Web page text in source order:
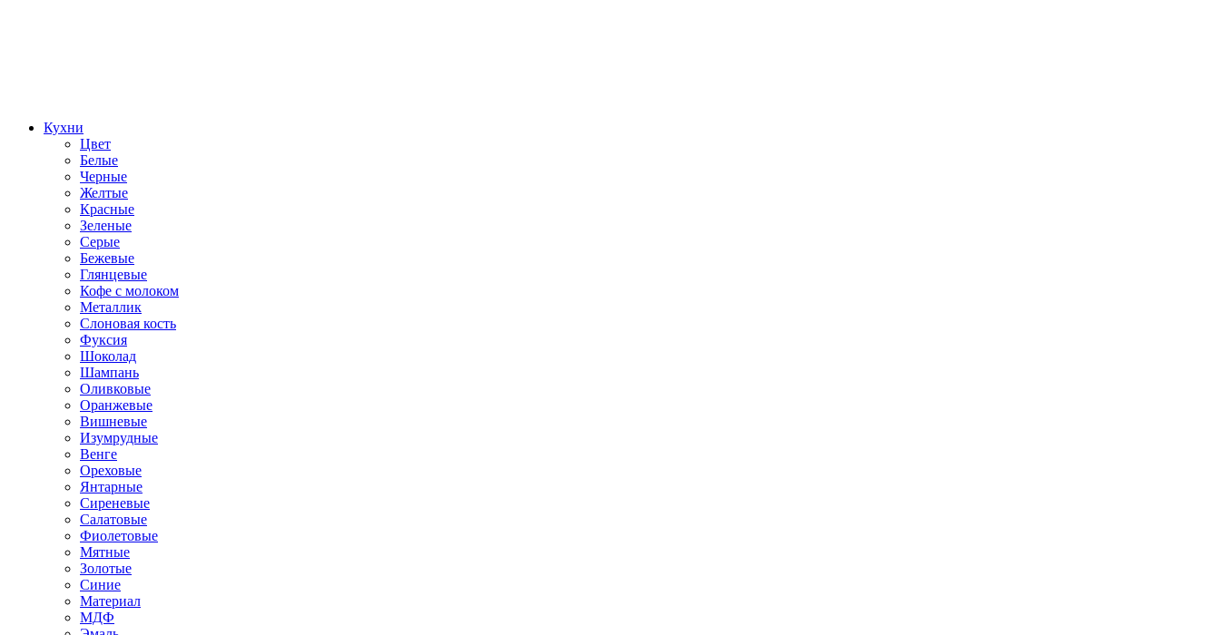
Кухни
Цвет
Белые
Черные
Желтые
Красные
Зеленые
Серые
Бежевые
Глянцевые
Кофе с молоком
Металлик
Слоновая кость
Фуксия
Шоколад
Шампань
Оливковые
Оранжевые
Вишневые
Изумрудные
Венге
Ореховые
Янтарные
Сиреневые
Салатовые
Фиолетовые
Мятные
Золотые
Синие
Материал
МДФ